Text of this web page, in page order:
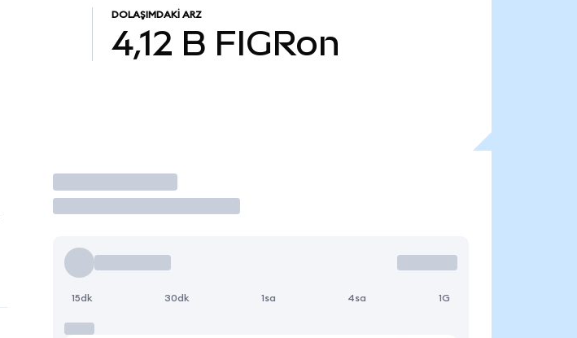
DOLAŞIMDAKI ARZ
4,12 B FIGRon
İşlem Yap
15dk 30dk 1sa 4sa 1G